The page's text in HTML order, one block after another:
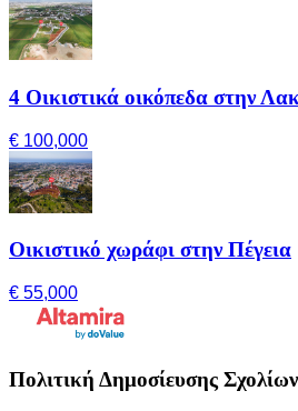
4 Οικιστικά οικόπεδα στην
€ 100,000
Οικιστικό χωράφι στην Πέγεια
€ 55,000
Πολιτική Δημοσίευσης Σχολίων